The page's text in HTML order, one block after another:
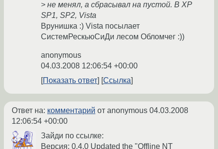
> не менял, а сбрасывал на пустой. В XP
SP1, SP2, Vista
Врунишка :) Vista посылает
СистемРескьюСиДи лесом Обломчег :))
anonymous
04.03.2008 12:06:54 +00:00
Показать ответ
Ссылка
Ответ на: комментарий от anonymous 04.03.2008
12:06:54 +00:00
Зайди по ссылке:
Версия: 0.4.0 Updated the "Offline NT